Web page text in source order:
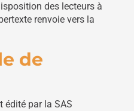
des lecteurs à
renvoie vers la
de
édité par la SAS